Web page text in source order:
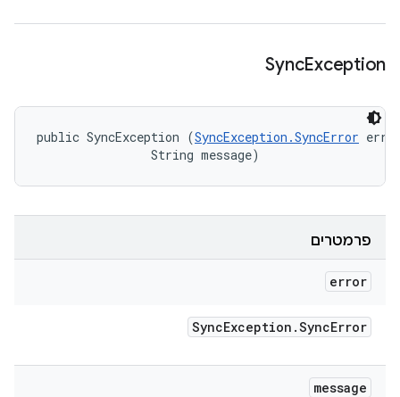
SyncException
public SyncException (SyncException.SyncError
                String message)
פרמטרים
error
SyncException .SyncError
message